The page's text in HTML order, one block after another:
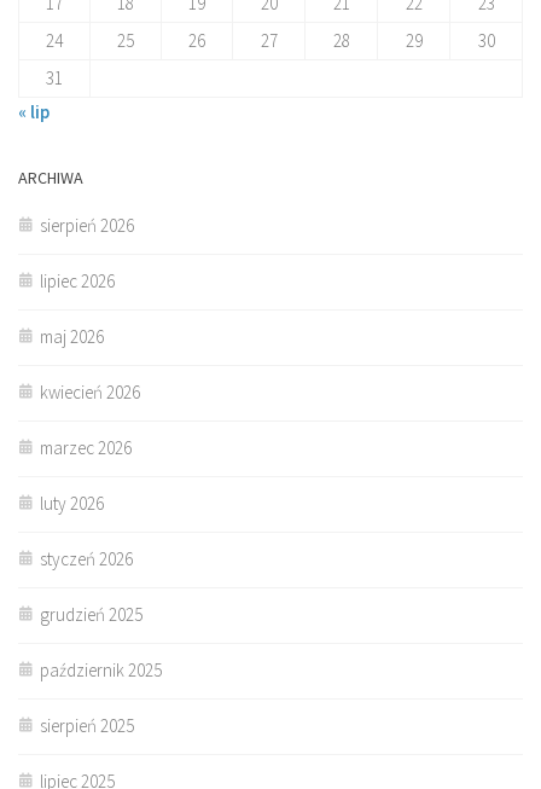
24
25 26 27 28 29
30
31
« lip
ARCHIWA
sierpień 2026
lipiec 2026
maj 2026
kwiecień 2026
marzec 2026
luty 2026
styczeń 2026
grudzień 2025
październik 2025
sierpień 2025
lipiec 2025